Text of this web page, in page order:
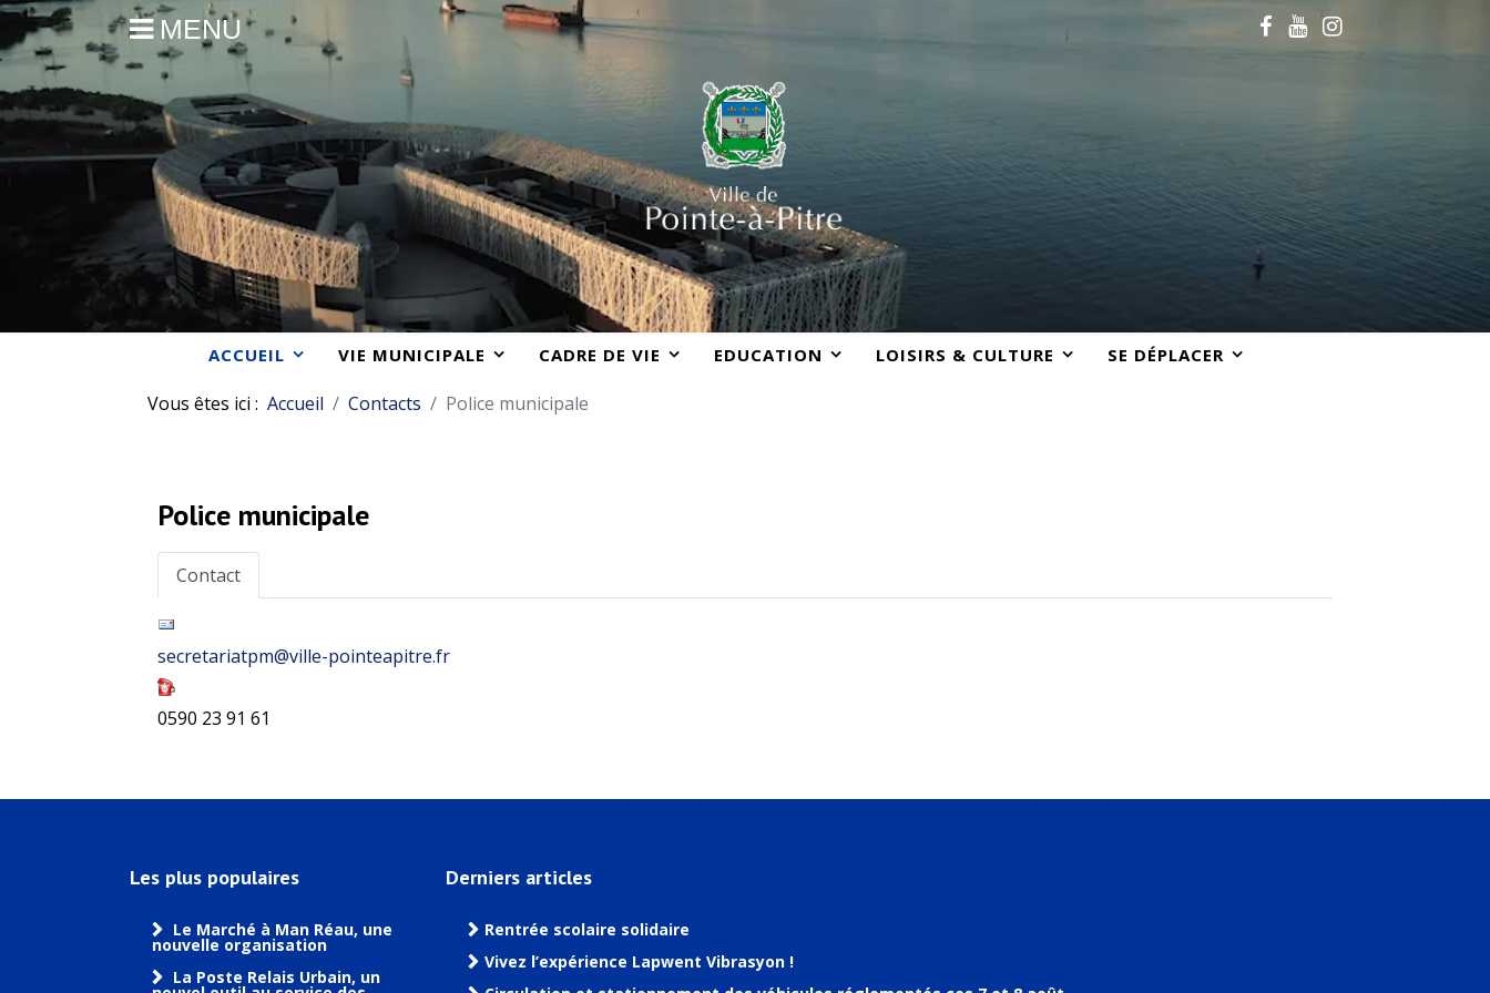
MENU
ACCUEIL VIE MUNICIPALE CADRE DE VIE EDUCATION LOISIRS & CULTURE SE DÉPLACER
Vous êtes ici : Accueil Contacts Police municipale
Police municipale
Contact
secretariatpm@ville-pointeapitre.fr
0590 23 91 61
Les plus populaires
Le Marché à Man Réau, une
nouvelle organisation
La Poste Relais Urbain, un
Derniers articles
Rentrée scolaire solidaire
Vivez l’expérience Lapwent Vibrasyon !